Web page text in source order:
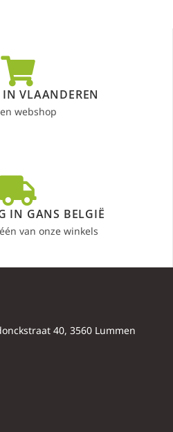
VLAANDEREN
webshop
IN GANS BELGIË
van onze winkels
40, 3560 Lummen